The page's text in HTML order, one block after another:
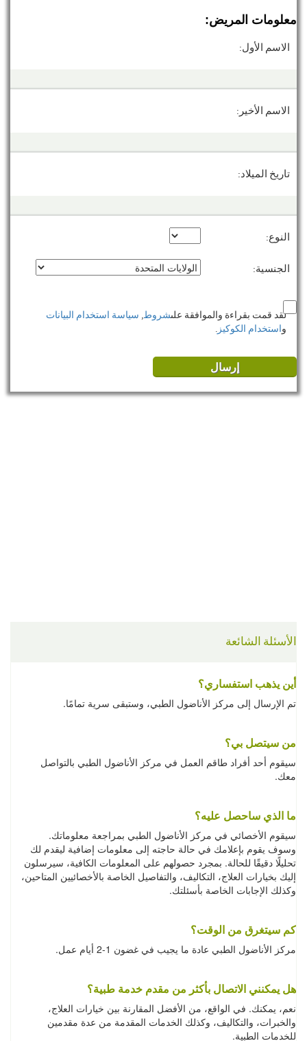
معلومات المريض:
الاسم الأول:
الاسم الأخير:
تاريخ الميلاد:
النوع:
الجنسية:
لقد قمت بقراءة والموافقة علىشروط, سياسة استخدام البيانات
واستخدام الكوكيز.
الأسئلة الشائعة
أين يذهب استفساري؟
تم الإرسال إلى مركز الأناضول الطبي، وستبقى سرية تمامًا.
من سيتصل بي؟
سيقوم أحد أفراد طاقم العمل في مركز الأناضول الطبي بالتواصل
معك.
ما الذي ساحصل عليه؟
سيقوم الأخصائي في مركز الأناضول الطبي بمراجعة معلوماتك.
وسوف يقوم بإعلامك في حالة حاجته إلى معلومات إضافية ليقدم لك
تحليلًا دقيقًا للحالة. بمجرد حصولهم على المعلومات الكافية، سيرسلون
إليك بخيارات العلاج، التكاليف، والتفاصيل الخاصة بالأخصائيين المتاحين،
وكذلك الإجابات الخاصة بأسئلتك.
كم سيتغرق من الوقت؟
مركز الأناضول الطبي عادة ما يجيب في غضون 1-2 أيام عمل.
هل يمكنني الاتصال بأكثر من مقدم خدمة طبية؟
نعم، يمكنك. في الواقع، من الأفضل المقارنة بين خيارات العلاج،
والخبرات، والتكاليف، وكذلك الخدمات المقدمة من عدة مقدمين
للخدمات الطبية.